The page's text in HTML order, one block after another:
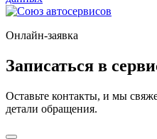
Онлайн-заявка
Записаться в
Оставьте контакты, и мы
детали обращения.